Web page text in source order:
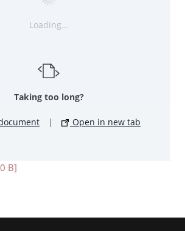
Loading...
Taking too long?
| Open in new tab
B]